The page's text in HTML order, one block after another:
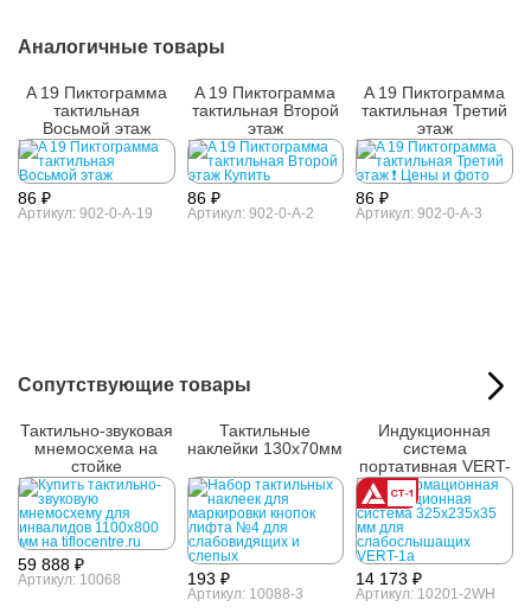
Аналогичные товары
A 19 Пиктограмма
тактильная
Восьмой этаж
86 ₽
Артикул: 902-0-A-19
A 19 Пиктограмма
тактильная Второй
этаж
86 ₽
Артикул: 902-0-A-2
A 19 Пиктограмма
тактильная Третий
этаж
86 ₽
Артикул: 902-0-A-3
Сопутствующие товары
Тактильно-звуковая
мнемосхема на
стойке
59 888 ₽
Артикул: 10068
Тактильные
наклейки 130x70мм
193 ₽
Артикул: 10088-3
Индукционная
система
портативная VERT-
1a
14 173 ₽
Артикул: 10201-2WH